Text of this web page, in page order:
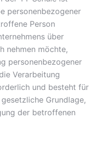
personenbezogener
Person
über
nehmen möchte,
personenbezogener
Verarbeitung
und besteht für
Grundlage,
der betroffenen